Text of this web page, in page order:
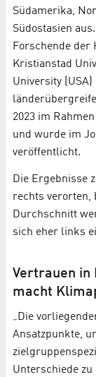
Südamerika,
Südostasien
Forschende der
Kristianstad
University
2023 im
und wurde im
veröffentlicht.
Die Ergebnisse
rechts verorten,
Durchschnitt
sich eher links
Vertrauen in
macht
„Die
Ansatzpunkte,
Unterschiede